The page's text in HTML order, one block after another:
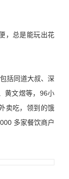
，总是能玩出花
括同道大叔、深
黄文煜等，96小
卖吃，领到的饿
多家餐饮商户